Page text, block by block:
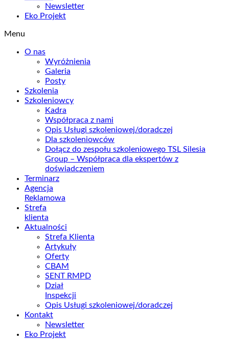
Newsletter
Eko Projekt
Menu
O nas
Wyróżnienia
Galeria
Posty
Szkolenia
Szkoleniowcy
Kadra
Współpraca z nami
Opis Usługi szkoleniowej/doradczej
Dla szkoleniowców
Dołącz do zespołu szkoleniowego TSL Silesia
Group – Współpraca dla ekspertów z
doświadczeniem
Terminarz
Agencja
Reklamowa
Strefa
klienta
Aktualności
Strefa Klienta
Artykuły
Oferty
CBAM
SENT RMPD
Dział
Inspekcji
Opis Usługi szkoleniowej/doradczej
Kontakt
Newsletter
Eko Projekt